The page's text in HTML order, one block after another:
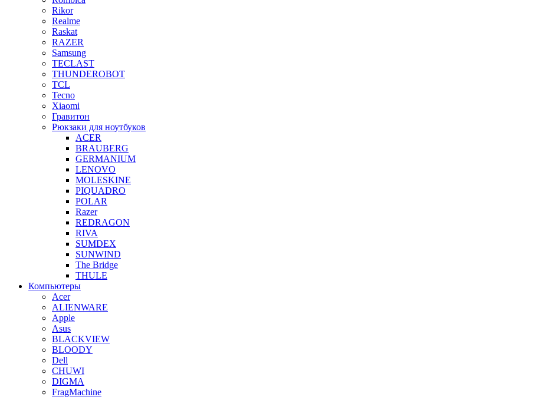
Rikor
Realme
Raskat
RAZER
Samsung
TECLAST
THUNDEROBOT
TCL
Tecno
Xiaomi
Гравитон
Рюкзаки для ноутбуков
ACER
BRAUBERG
GERMANIUM
LENOVO
MOLESKINE
PIQUADRO
POLAR
Razer
REDRAGON
RIVA
SUMDEX
SUNWIND
The Bridge
THULE
Компьютеры
Acer
ALIENWARE
Apple
Asus
BLACKVIEW
BLOODY
Dell
CHUWI
DIGMA
FragMachine